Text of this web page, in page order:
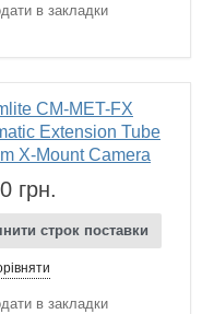
в закладки
CM-MET-FX
Extension Tube
X-Mount Camera
грн.
строк поставки
в закладки